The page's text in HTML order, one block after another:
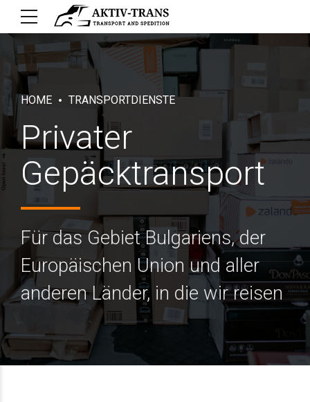
HOME TRANSPORTDIENSTE
Privater
Gepäcktransport
Für das Gebiet Bulgariens, der
Europäischen Union und aller
anderen Länder, in die wir reisen